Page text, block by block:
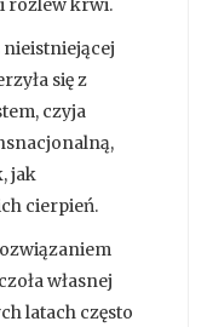
rozlew krwi.
nieistniejącej
się z
czyja
jak
cierpień.
własnej
latach często